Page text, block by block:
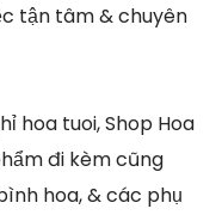
tận tâm & chuyên
hoa tuoi, Shop Hoa
đi kèm cũng
hoa, & các phụ